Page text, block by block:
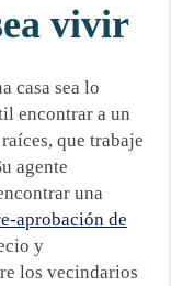
vivir
casa sea lo
encontrar a un
que trabaje
agente
una
aprobación de
y
los vecindarios